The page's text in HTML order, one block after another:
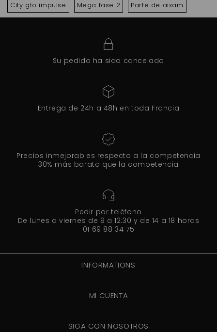
City gto impulse Mega fase 2 Parte de aixam
Su pedido ha sido cancelado
Entrega de 24h a 48h en toda Francia
Precios inmejorables respecto a la competencia
30% más barato que la competencia
Pedir por teléfono
De lunes a viernes de 9 a 12:30 y de 14 a 18 horas
01 69 88 34 75
INFORMATIONS
MI CUENTA
SIGA CON NOSOTROS